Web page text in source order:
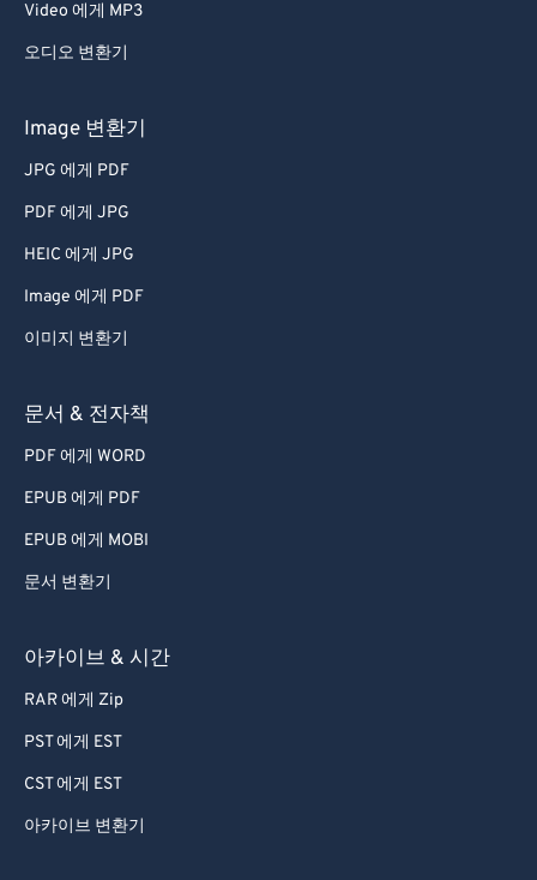
Video 에게 MP3
오디오 변환기
Image 변환기
JPG 에게 PDF
PDF 에게 JPG
HEIC 에게 JPG
Image 에게 PDF
이미지 변환기
문서 & 전자책
PDF 에게 WORD
EPUB 에게 PDF
EPUB 에게 MOBI
문서 변환기
아카이브 & 시간
RAR 에게 Zip
PST 에게 EST
CST 에게 EST
아카이브 변환기